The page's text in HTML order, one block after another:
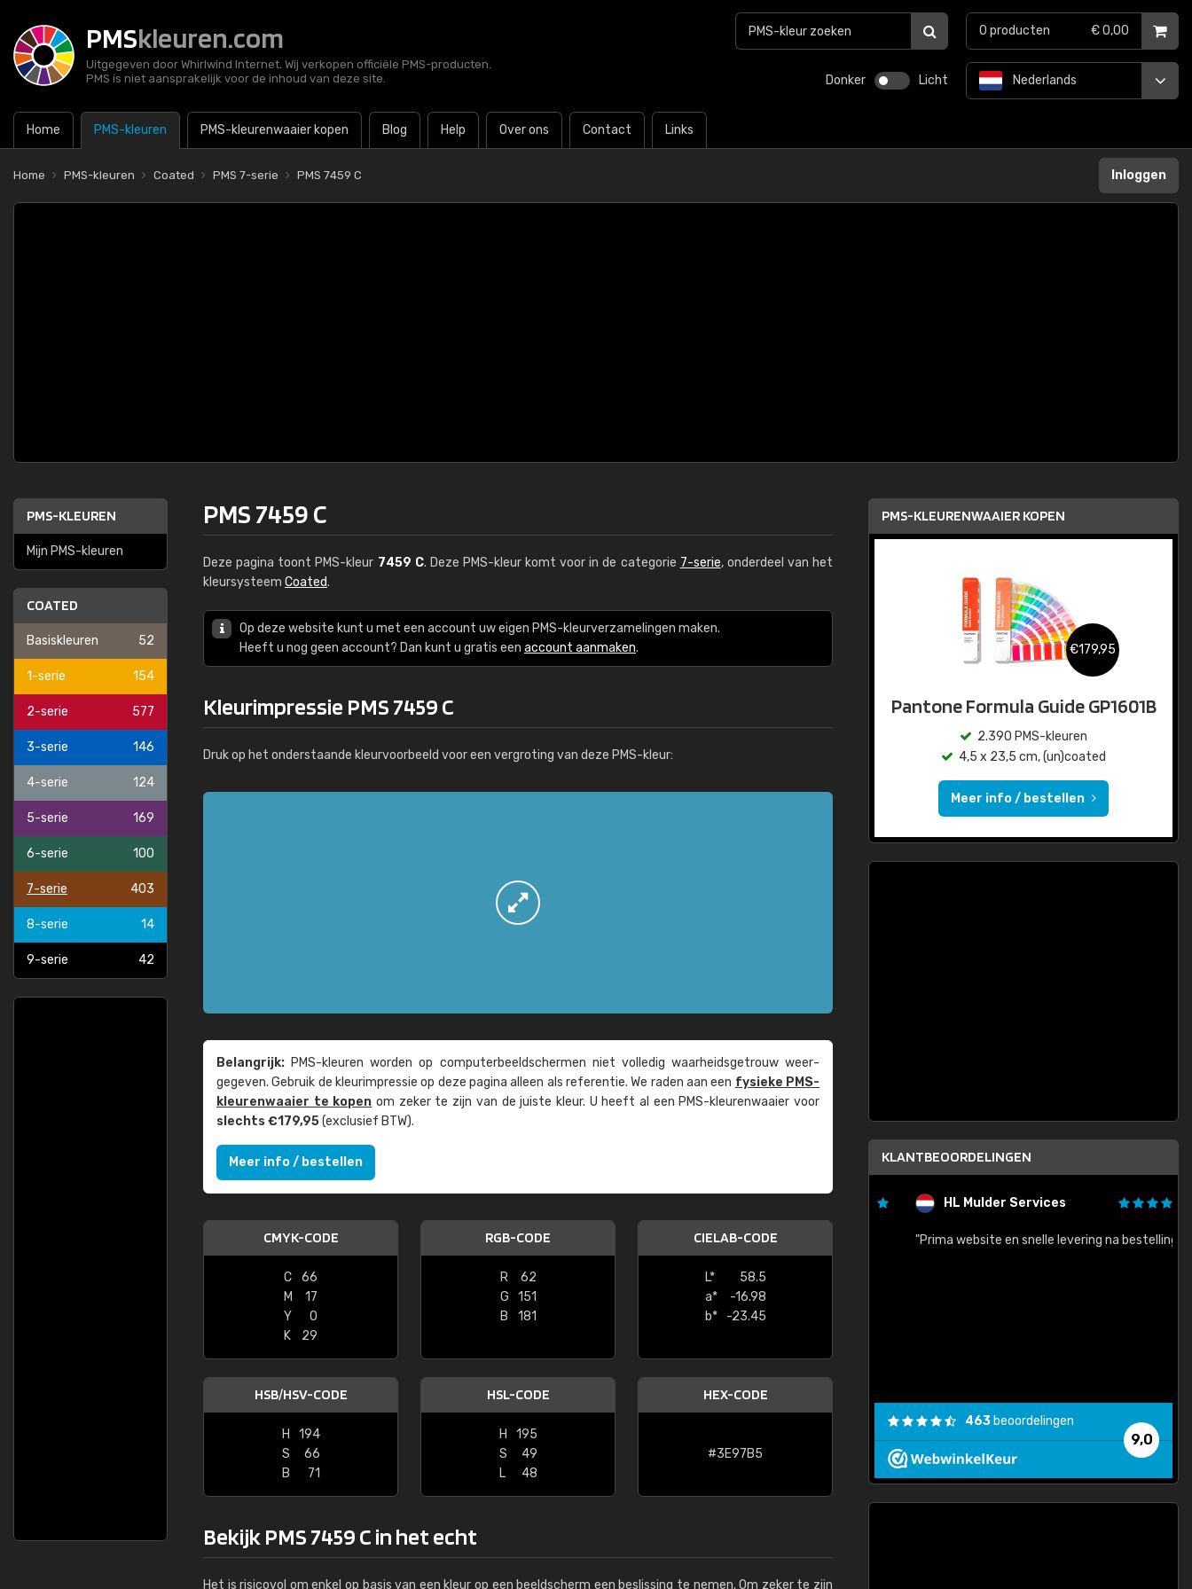
PMSkleuren.com
Uitgegeven door Whirlwind Internet. Wij verkopen officiële PMS-producten.
PMS is niet aansprakelijk voor de inhoud van deze site.
Donker Licht
Home PMS-kleuren PMS-kleurenwaaier kopen Blog Help Over ons Contact Links
Nederlands
0 producten € 0,00
Home PMS-kleuren Coated PMS 7-serie PMS 7459 C Inloggen
PMS-KLEUREN
Mijn PMS-kleuren
COATED
Basiskleuren 52
1-serie 154
2-serie 577
3-serie 146
4-serie 124
5-serie 169
6-serie 100
7-serie 403
8-serie 14
9-serie 42
PMS 7459 C
Deze pagina toont PMS-kleur 7459 C. Deze PMS-kleur komt voor in de categorie 7-serie, onderdeel van het
kleursysteem Coated.
Op deze website kunt u met een account uw eigen PMS-kleurverzamelingen maken.
Heeft u nog geen account? Dan kunt u gratis een account aanmaken.
Kleurimpressie PMS 7459 C
Druk op het onderstaande kleurvoorbeeld voor een vergroting van deze PMS-kleur:
Belangrijk: PMS-kleuren worden op computer­beeld­schermen niet volledig waarheids­­getrouw weer­
gegeven. Gebruik de kleur­impressie op deze pagina alleen als referentie. We raden aan een fysieke PMS-
kleuren­waaier te kopen om zeker te zijn van de juiste kleur. U heeft al een PMS-kleuren­waaier voor
slechts €179,95(exclusief BTW).
Meer info / bestellen
CMYK-CODE
C
66
M
17
Y
0
K
29
RGB-CODE
R
62
G
151
B
181
CIELAB-CODE
L*
58.5
a*
-16.98
b*
-23.45
HSB/HSV-CODE
H
194
S
66
B
71
HSL-CODE
H
195
S
49
L
48
HEX-CODE
#3E97B5
Bekijk PMS 7459 C in het echt
Het is risicovol om enkel op basis van een kleur op een beeldscherm een beslissing te nemen. Om zeker te zijn
PMS-KLEURENWAAIER KOPEN
€179,95
Pantone Formula Guide GP1601B
2.390 PMS-kleuren
4,5 x 23,5 cm, (un)coated
Meer info / bestellen
KLANTBEOORDELINGEN
"Super snelle service en zeer betaalbaar!"
HL Mulder Services
"Prima website en snelle levering na bestelling"
9,0
463 beoordelingen